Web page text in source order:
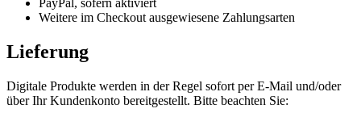
PayPal, sofern aktiviert
Weitere im Checkout ausgewiesene Zahlungsarten
Lieferung
Digitale Produkte werden in der Regel sofort per E-Mail und/oder
über Ihr Kundenkonto bereitgestellt. Bitte beachten Sie: